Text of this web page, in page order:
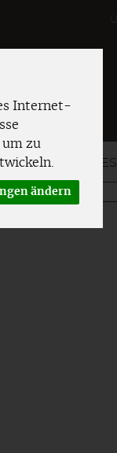
Internet-
um zu
ändern
AKTUELLES